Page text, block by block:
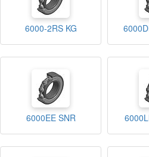
6000-2RS KG
6000EE SNR